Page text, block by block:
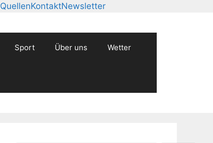
QuellenKontaktNewsletter
Sport Über uns Wetter